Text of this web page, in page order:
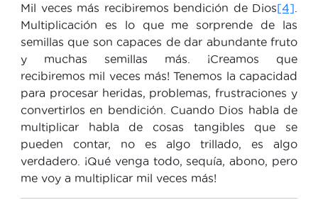
Mil veces más recibiremos bendición de Dios[4]
Multiplicación es lo que me sorprende de las
semillas que son capaces de dar abundante fruto
y muchas semillas más. ¡Creamos que
recibiremos mil veces más! Tenemos la capacidad
para procesar heridas, problemas, frustraciones y
convertirlos en bendición. Cuando Dios habla de
multiplicar habla de cosas tangibles que se
pueden contar, no es algo trillado, es algo
verdadero. ¡Qué venga todo, sequía, abono, pero
me voy a multiplicar mil veces más!